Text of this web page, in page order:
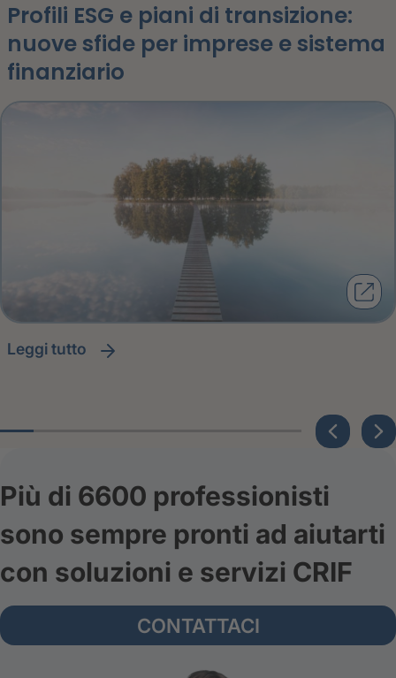
Profili ESG e piani di transizione:
nuove sfide per imprese e sistema
finanziario
leggi tutto
Più di 6600 professionisti
sono sempre pronti ad aiutarti
con soluzioni e servizi CRIF
CONTATTACI